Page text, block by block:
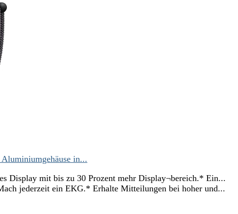
in...
Display mit bis zu 30 Prozent mehr Display¬bereich.* Ein...
jederzeit ein EKG.* Erhalte Mitteilungen bei hoher und...